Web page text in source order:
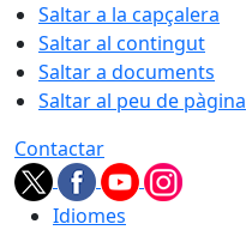
Saltar a la capçalera
Saltar al contingut
Saltar a documents
Saltar al peu de pàgina
Contactar
Idiomes